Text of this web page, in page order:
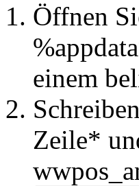
Öffnen
einem
Zeile*